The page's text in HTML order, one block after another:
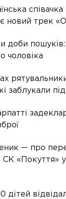
новий трек
доби
чоловіка
заблукали
— про
СК «Покуття»
дітей